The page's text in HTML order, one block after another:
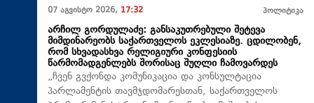
07 აგვისტო 2026, 17:32 პოლიტიკა
არჩილ გორდულაძე: განსაკუთრებული შეტევა
მიმდინარეობს საქართველოს ეკლესიაზე. ცდილობენ,
რომ სხვადასხვა რელიგიური კონფესიის
წარმომადგენლებს შორისაც შუღლი ჩამოვარდეს
„ჩვენ გვქონდა კომუნიკაცია და კონსულტაცია
პარლამენტის თავმჯდომარესთან, საქართველოს